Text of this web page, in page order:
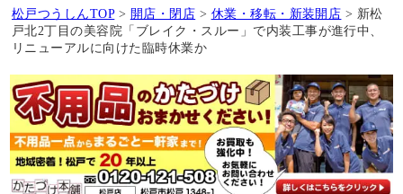
松戸つうしんTOP > 開店・閉店 > 休業・移転・新装開店 > 新松
戸北2丁目の美容院「ブレイク・スルー」で内装工事が進行中、
リニューアルに向けた臨時休業か